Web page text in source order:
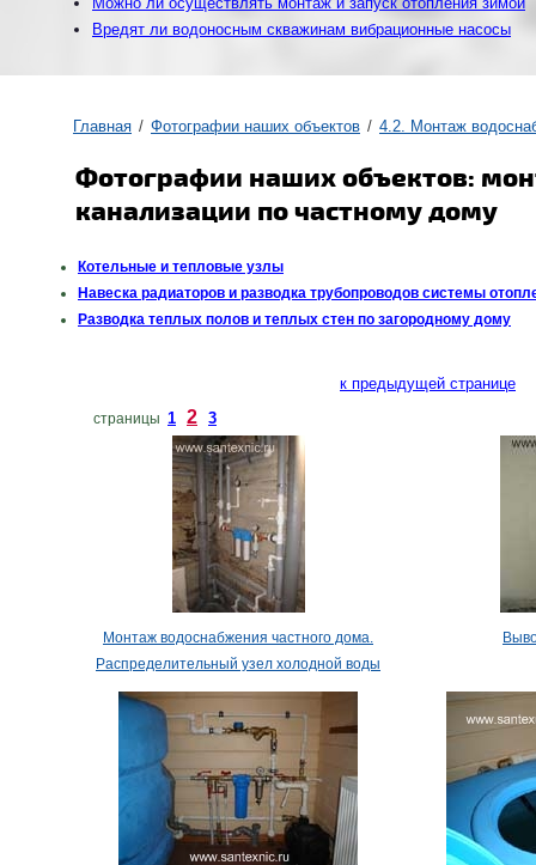
Главная Фотографии наших объектов 4.2. Монтаж
Фотографии наших объектов:
канализации по частному дому
Котельные и тепловые узлы
Навеска радиаторов и разводка трубопроводов системы
Разводка теплых полов и теплых стен по загородному дому
к предыдущей странице
страницы 1 2 3
Монтаж водоснабжения частного дома.
Распределительный узел холодной воды
Вредят ли водоносным скважинам вибрационные насосы